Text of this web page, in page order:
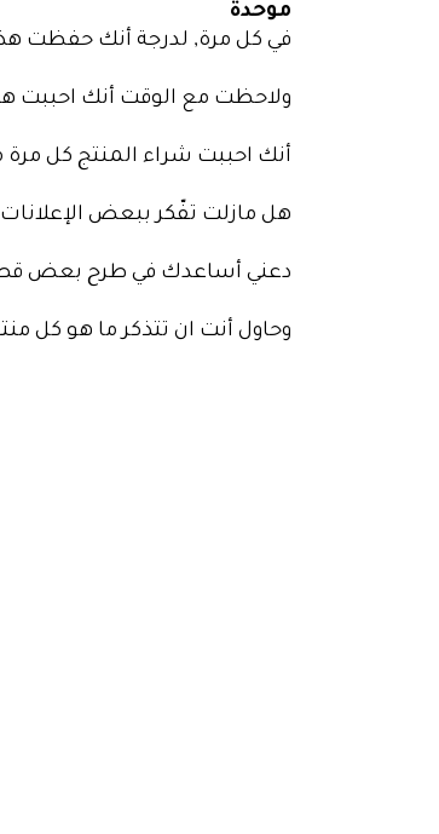
موحدة
في كل مرة, لدرجة أنك حفظت
ولاحظت مع الوقت أنك احببت
أنك احببت شراء المنتج كل
هل مازلت تفّكر ببعض
دعني أساعدك في طرح بعض
وحاول أنت ان تتذكر ما هو كل